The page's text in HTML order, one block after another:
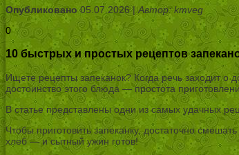
Опубликовано05.07.2026 |Автор: kmveg
0
10 быстрых и простых рецептов
Ищете рецепты запеканок? Когда речь заходит
достоинство этого блюда — простота
В статье представлены одни из самых удачных
Чтобы приготовить запеканку, достаточно
хлеб — и сытный ужин готов!